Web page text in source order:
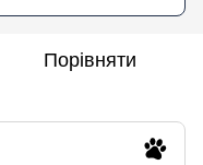
Порівняти